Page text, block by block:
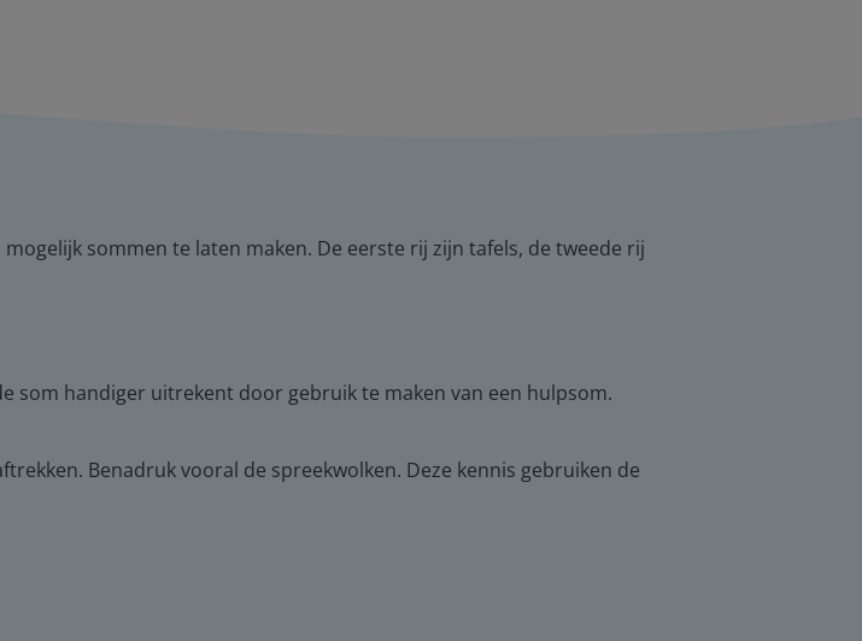
sommen te laten maken. De eerste rij zijn tafels, de tweede rij
som handiger uitrekent door gebruik te maken van een hulpsom.
Benadruk vooral de spreekwolken. Deze kennis gebruiken de